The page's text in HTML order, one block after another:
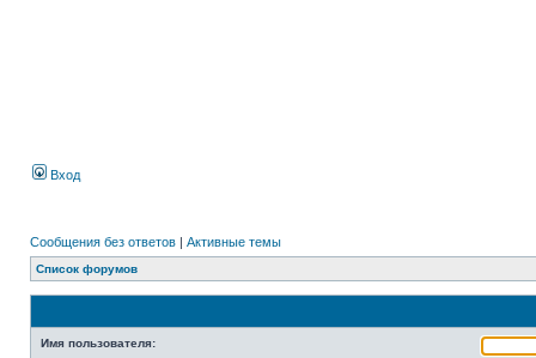
Вход
Сообщения без ответов | Активные темы
Список форумов
Имя пользователя: